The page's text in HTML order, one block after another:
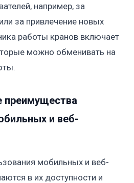
например, за
за привлечение новых
работы кранов включает
можно обменивать на
преимущества
и веб-
мобильных и веб-
в их доступности и